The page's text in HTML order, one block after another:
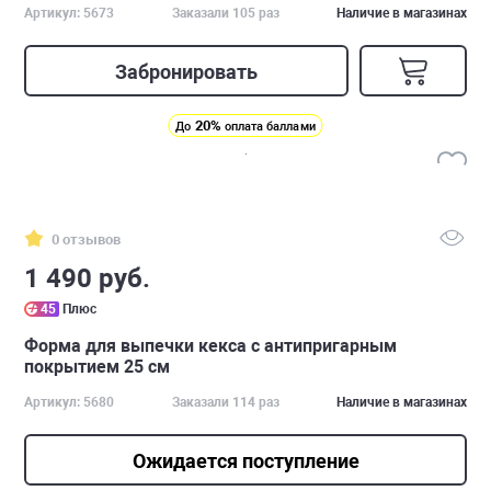
Артикул: 5673 Заказали 105 раз Наличие в магазинах
Забронировать
До 20% оплата баллами
0 отзывов
1 490 руб.
45 Плюс
Форма для выпечки кекса с антипригарным
покрытием 25 см
Артикул: 5680 Заказали 114 раз Наличие в магазинах
Ожидается поступление